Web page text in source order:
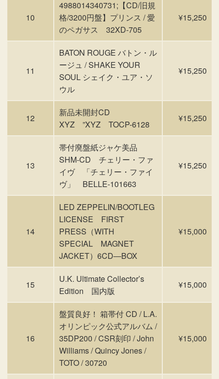
10
4988014340731;【CD/旧規
格/3200円盤】プリンス / 愛
のペガサス 32XD-705
¥15,250
11
BATON ROUGE バトン・ル
ージュ / SHAKE YOUR
SOUL シェイク・ユア・ソ
ウル
¥15,250
12
新品未開封CD
XYZ ”XYZ TOCP-6128
¥15,250
13
帯付廃盤紙ジャケ美品
SHM-CD チェリー・ファ
イヴ 「チェリー・ファイ
ヴ」 BELLE-101663
¥15,250
14
LED ZEPPELIN/BOOTLEG
LICENSE FIRST
PRESS（WITH
SPECIAL MAGNET
JACKET）6CD―BOX
¥15,000
15
U.K. Ultimate Collector’s
Edition 国内版
¥15,000
16
盤質良好！ 箱帯付 CD / L.A.
オリンピック公式アルバム /
35DP200 / CSR刻印 / John
Williams / Quincy Jones /
TOTO / 30720
¥15,000